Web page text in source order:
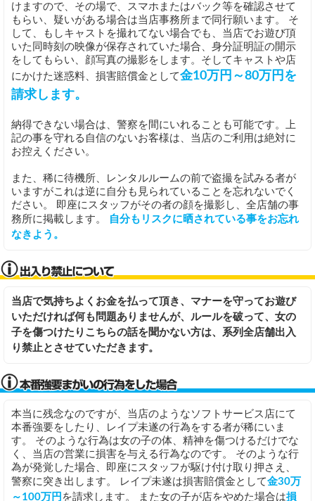
けますので、その場で、スマホまたはバック等を確認させて
もらい、疑いがある場合は当店事務所まで同行願います。 そ
して、もしキャストを撮れてない場合でも、当店でお遊び頂
いた同時刻の映像が保存されていた場合、身分証明証の開示
をしてもらい、顔写真の撮影をします。そしてキャストや店
にかけた迷惑料、損害賠償金として金10万円～80万円を
請求します。
納得できない場合は、警察を間にいれることも可能です。上
記の事を守れる自信のないお客様は、当店のご利用は絶対に
お控えください。
また、稀に待機所、レンタルルームの前で盗撮を試みる者が
いますがこれは逆に自分も見られていることを忘れないでく
ださい。 即座にスタッフがその者の顔を撮影し、全店舗の事
務所に掲載します。
自分もリスクに晒されている事をお忘れ
なきよう。
当店で気持ちよくお金を払って頂き、マナーを守ってお遊び
いただければ何も問題ありませんが、ルールを破って、女の
子を傷つけたりこちらの話を聞かない方は、系列全店舗出入
り禁止とさせていただきます。
本当に残念なのですが、当店のようなソフトサービス店にて
本番強要をしたり、レイプ未遂の行為をする者が稀にいま
す。 そのような行為は女の子の体、精神を傷つけるだけでな
く、当店の営業に損害を与える行為なのです。 そのような行
為が発覚した場合、即座にスタッフが駆け付け取り押さえ、
警察に突き出します。 レイプ未遂は損害賠償金として金30万
～100万円 を請求します。 また女の子が店をやめた場合は損